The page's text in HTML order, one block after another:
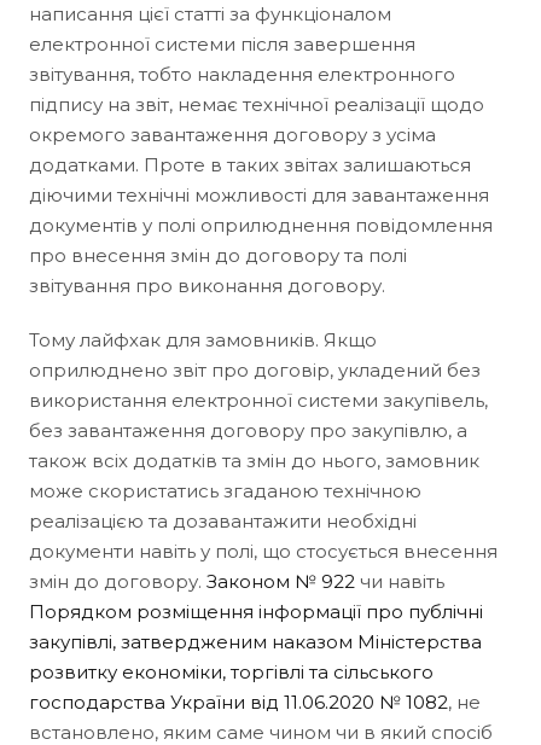
написання цієї статті за функціоналом
електронної системи після завершення
звітування, тобто накладення електронного
підпису на звіт, немає технічної реалізації щодо
окремого завантаження договору з усіма
додатками. Проте в таких звітах залишаються
діючими технічні можливості для завантаження
документів у полі оприлюднення повідомлення
про внесення змін до договору та полі
звітування про виконання договору.
Тому лайфхак для замовників. Якщо
оприлюднено звіт про договір, укладений без
використання електронної системи закупівель,
без завантаження договору про закупівлю, а
також всіх додатків та змін до нього, замовник
може скористатись згаданою технічною
реалізацією та дозавантажити необхідні
документи навіть у полі, що стосується внесення
змін до договору. Законом № 922 чи навіть
Порядком розміщення інформації про публічні
закупівлі, затвердженим наказом Міністерства
розвитку економіки, торгівлі та сільського
господарства України від 11.06.2020 № 1082, не
встановлено, яким саме чином чи в який спосіб